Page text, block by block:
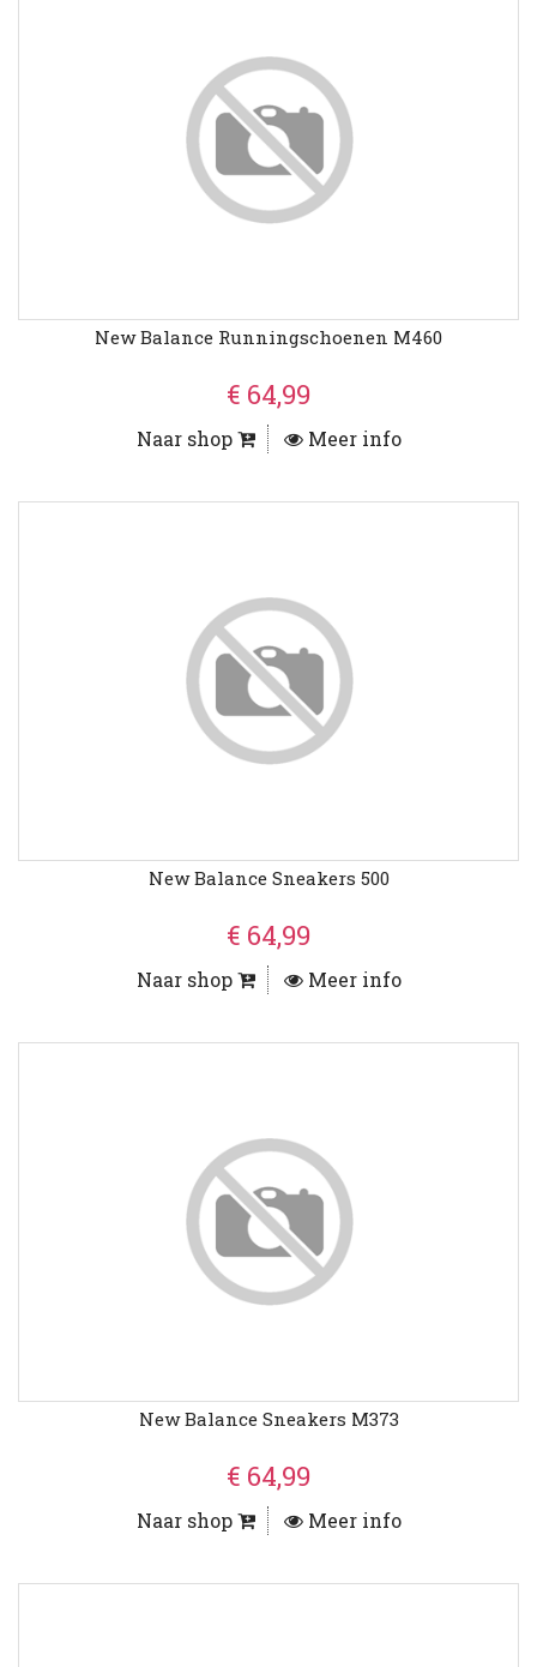
New Balance Runningschoenen M460
€ 64,99
Naar shop Meer info
New Balance Sneakers 500
€ 64,99
Naar shop Meer info
New Balance Sneakers M373
€ 64,99
Naar shop Meer info